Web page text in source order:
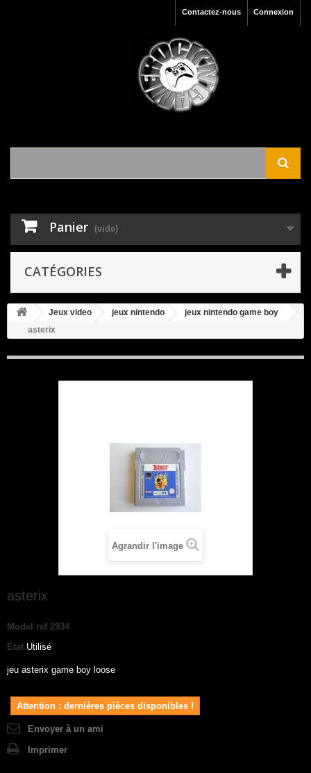
Connexion
Contactez-nous
Panier (vide)
CATÉGORIES
Jeux video jeux nintendo
jeux nintendo game boy
asterix
Agrandir l'image
asterix
Model ref 2934
État Utilisé
jeu asterix game boy loose
Attention : dernières pièces disponibles !
Envoyer à un ami
Imprimer